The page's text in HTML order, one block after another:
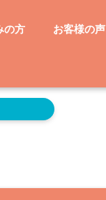
の方 お客様の声